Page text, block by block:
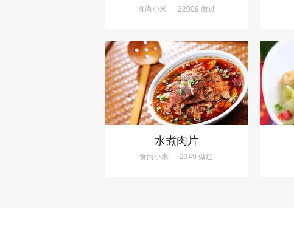
食尚小米 22009 做过
水煮肉片
食尚小米 2349 做过